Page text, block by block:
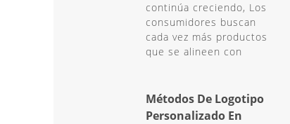
continúa creciendo, Los
consumidores buscan
cada vez más productos
que se alineen con
Métodos De Logotipo
Personalizado En